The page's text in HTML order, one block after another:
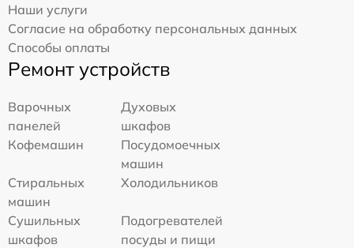
Наши услуги
Согласие на обработку персональных данных
Способы оплаты
Ремонт устройств
Варочных
панелей
Духовых
шкафов
Кофемашин
Посудомоечных
машин
Стиральных
машин
Холодильников
Сушильных
шкафов
Подогревателей
посуды и пищи